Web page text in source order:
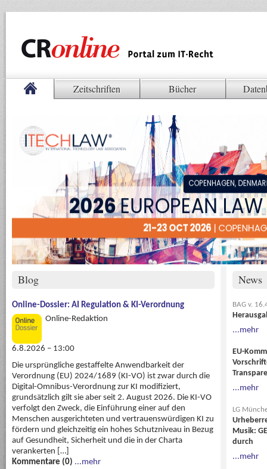
Zeitschriften Bücher
Blog
Online-Dossier: AI Regulation & KI-Verordnung
Online-Redaktion
6.8.2026 – 13:00
Die ursprüngliche gestaffelte Anwendbarkeit der
Verordnung (EU) 2024/1689 (KI-VO) ist zwar durch die
Digital-Omnibus-Verordnung zur KI modifiziert,
grundsätzlich gilt sie aber seit 2. August 2026. Die KI-VO
verfolgt den Zweck, die Einführung einer auf den
Menschen ausgerichteten und vertrauenswürdigen KI zu
fördern und gleichzeitig ein hohes Schutzniveau in Bezug
auf Gesundheit, Sicherheit und die in der Charta
verankerten […]
Kommentare (0) ...mehr
News
BAG v.
...mehr
EU-
...mehr
LG
Musik:
durch
...mehr